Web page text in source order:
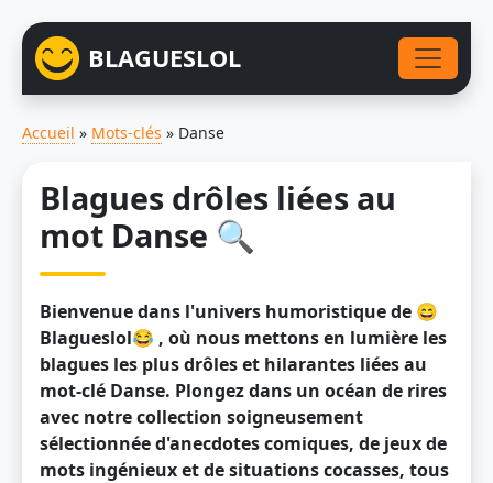
BLAGUESLOL
Accueil » Mots-clés » Danse
Blagues drôles liées au
mot Danse 🔍
Bienvenue dans l'univers humoristique de 😄
Blagueslol😂 , où nous mettons en lumière les
blagues les plus drôles et hilarantes liées au
mot-clé Danse. Plongez dans un océan de rires
avec notre collection soigneusement
sélectionnée d'anecdotes comiques, de jeux de
mots ingénieux et de situations cocasses, tous